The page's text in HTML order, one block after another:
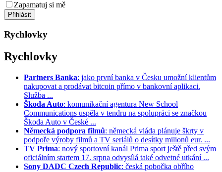
Zapamatuj si mě
Rychlovky
Rychlovky
Partners Banka: jako první banka v Česku umožní klientům
nakupovat a prodávat bitcoin přímo v bankovní aplikaci.
Služba ...
Škoda Auto: komunikační agentura New School
Communications uspěla v tendru na spolupráci se značkou
Škoda Auto v České ...
Německá podpora filmů: německá vláda plánuje škrty v
podpoře výroby filmů a TV seriálů o desítky milionů eur. ...
TV Prima: nový sportovní kanál Prima sport ještě před svým
oficiálním startem 17. srpna odvysílá také odvetné utkání ...
Sony DADC Czech Republic: česká pobočka obřího